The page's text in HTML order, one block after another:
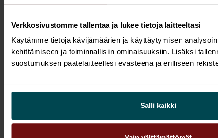
Verkkosivustomme tallentaa ja lukee tietoja laitteeltasi
Käytämme tietoja kävijämäärien ja käyttäytymisen
kehittämiseen ja toiminnallisiin ominaisuuksiin. Lisäksi
suostumuksen päätelaitteellesi evästeenä ja erilliseen
Salli kaikki
kuntien hallintotyön